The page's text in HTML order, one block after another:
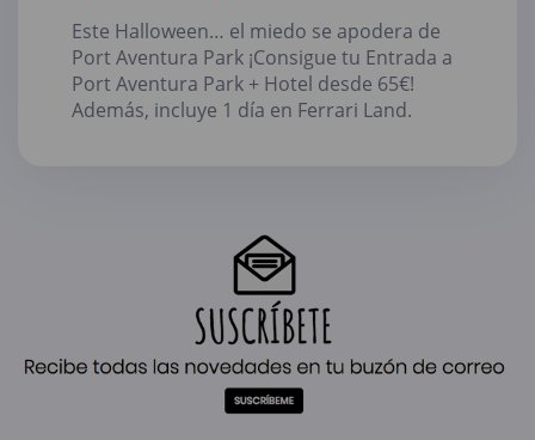
Este Halloween… el miedo se apodera de
Port Aventura Park ¡Consigue tu Entrada a
Port Aventura Park + Hotel desde 65€!
Además, incluye 1 día en Ferrari Land.